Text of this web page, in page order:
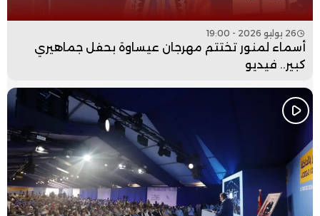
26 يوليو 2026 - 19:00
أسماء لمنور تختتم مهرجان عيساوة بحفل جماهيري
كبير.. فيديو